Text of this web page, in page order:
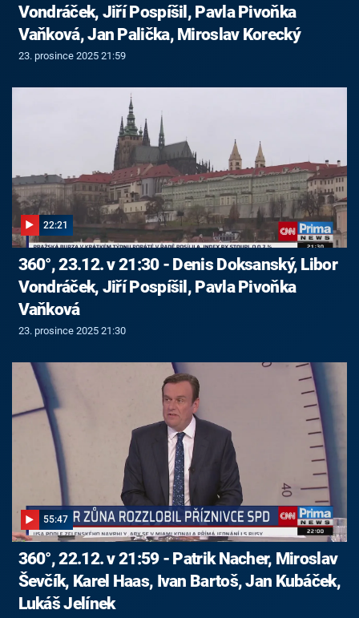
Vondráček, Jiří Pospíšil, Pavla Pivoňka
Vaňková, Jan Palička, Miroslav Korecký
23. prosince 2025 21:59
22:21
360°, 23.12. v 21:30 - Denis Doksanský, Libor
Vondráček, Jiří Pospíšil, Pavla Pivoňka
Vaňková
23. prosince 2025 21:30
55:47
360°, 22.12. v 21:59 - Patrik Nacher, Miroslav
Ševčík, Karel Haas, Ivan Bartoš, Jan Kubáček,
Lukáš Jelínek